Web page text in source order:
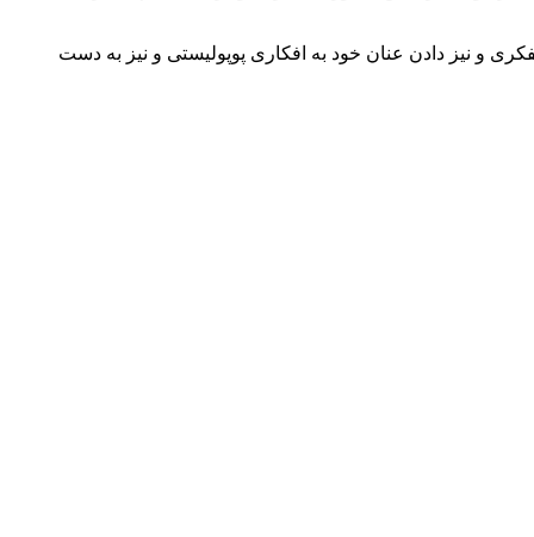
و نیز دادن عنان خود به افکاری پوپولیستی و نیز به دست